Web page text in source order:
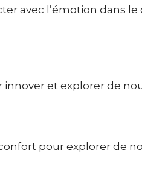
avec l’émotion dans
innover et explorer de
pour explorer de